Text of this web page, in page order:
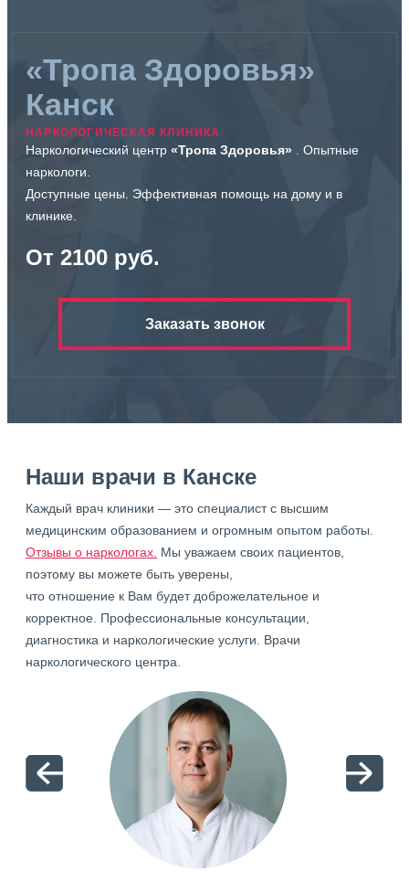
«Тропа Здоровья»
Канск
НАРКОЛОГИЧЕСКАЯ КЛИНИКА
Наркологический центр «Тропа Здоровья» . Опытные
наркологи.
Доступные цены. Эффективная помощь на дому и в
клинике.
От 2100 руб.
Заказать звонок
Наши врачи в Канске
Каждый врач клиники — это специалист с высшим
медицинским образованием и огромным опытом работы.
Отзывы о наркологах. Мы уважаем своих пациентов,
поэтому вы можете быть уверены,
что отношение к Вам будет доброжелательное и
корректное. Профессиональные консультации,
диагностика и наркологические услуги. Врачи
наркологического центра.